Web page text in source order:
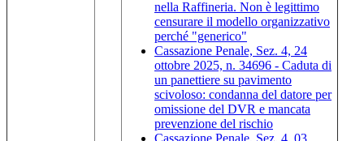
nella Raffineria. Non è legittimo
censurare il modello organizzativo
perché "generico"
Cassazione Penale, Sez. 4, 24
ottobre 2025, n. 34696 - Caduta di
un panettiere su pavimento
scivoloso: condanna del datore per
omissione del DVR e mancata
prevenzione del rischio
Cassazione Penale, Sez. 4, 03